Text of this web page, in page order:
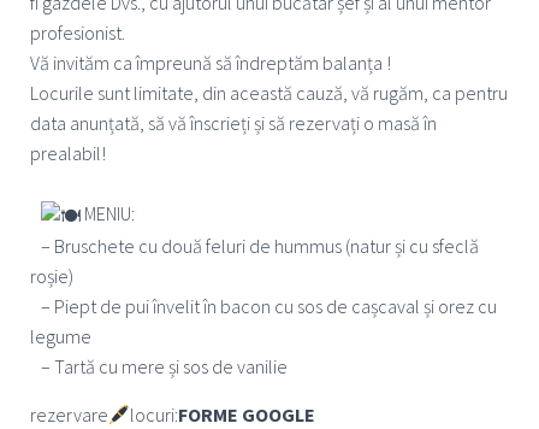
profesionist.
Vă invităm ca împreună să îndreptăm balanța !
Locurile sunt limitate, din această cauză, vă rugăm, ca pentru
data anunțată, să vă înscrieți și să rezervați o masă în
prealabil!
MENIU:
– Bruschete cu două feluri de hummus (natur și cu sfeclă
roșie)
– Piept de pui învelit în bacon cu sos de cașcaval și orez cu
legume
– Tartă cu mere și sos de vanilie
rezervare
locuri:FORME GOOGLE